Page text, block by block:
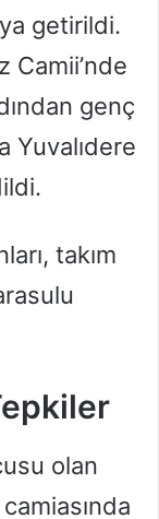
getirildi.
Camii’nde
genç
Yuvalıdere
takım
olan
camiasında